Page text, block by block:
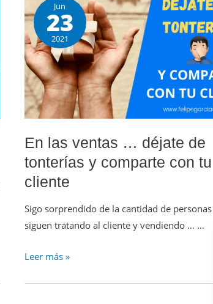
Jun
23
2021
En las ventas … déjate de
tonterías y comparte con tu
cliente
Sigo sorprendido de la cantidad de
siguen tratando al cliente y vendiendo … …
Leer más »